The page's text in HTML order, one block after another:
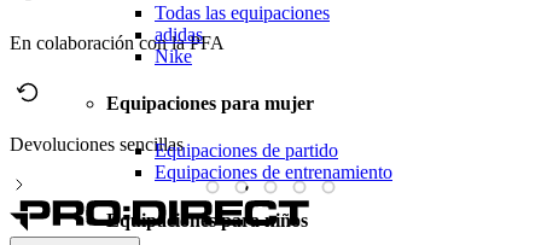
Todas las equipaciones
adidas
Nike
Equipaciones para mujer
Equipaciones de partido
Equipaciones de entrenamiento
Equipaciones para niños
En colaboración con la PFA
Devoluciones sencillas